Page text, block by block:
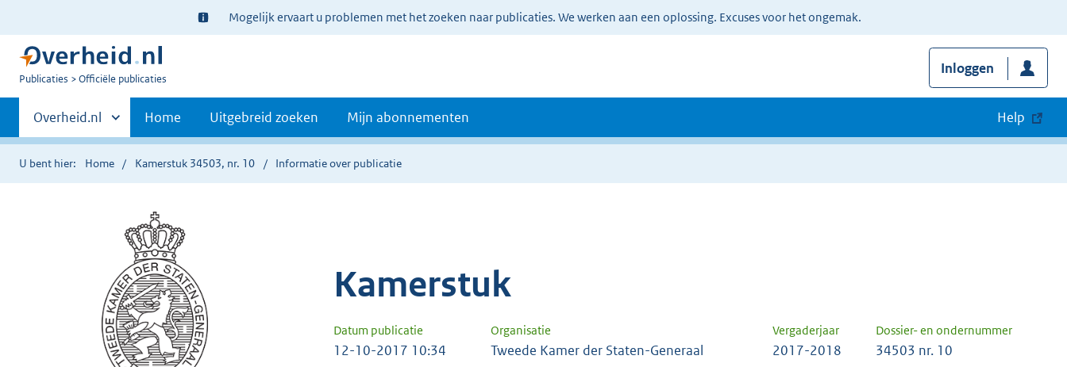
Ter
informatie:
Mogelijk ervaart u problemen met het zoeken naar publicaties. We werken aan een oplossing. Excuses voor het ongemak.
U
Publicaties Officiële publicaties
Inloggen
Primaire
navigatie
Andere
sites
binnen
Overheid.nl Home Uitgebreid zoeken Mijn abonnementen Help
U bent hier: Home Kamerstuk 34503, nr. 10 Informatie over publicatie
Kamerstuk
Datum publicatie Organisatie Vergaderjaar Dossier- en ondernummer
12-10-2017 10:34 Tweede Kamer der Staten-Generaal 2017-2018 34503 nr. 10